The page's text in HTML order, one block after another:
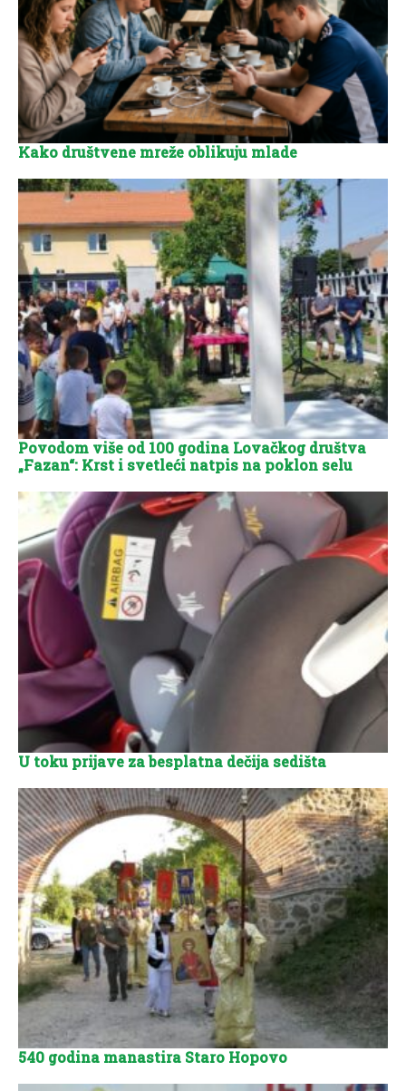
Kako društvene mreže oblikuju mlade
Povodom više od 100 godina Lovačkog društva
„Fazan“: Krst i svetleći natpis na poklon selu
U toku prijave za besplatna dečija sedišta
540 godina manastira Staro Hopovo